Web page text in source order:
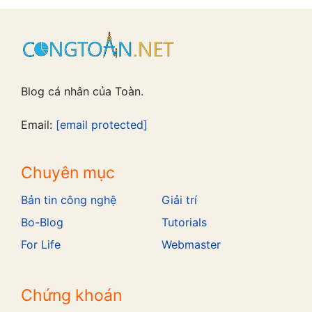
Blog cá nhân của Toàn.
Email: [email protected]
Chuyên mục
Bản tin công nghệ
Bo-Blog
For Life
Giải trí
Tutorials
Webmaster
Chứng khoán